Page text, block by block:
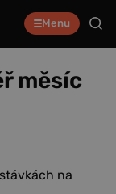
Menu
měsíc
na